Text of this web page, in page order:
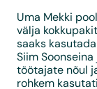
Uma Mekki
välja
saaks
Siim
töötajate nõul
rohkem